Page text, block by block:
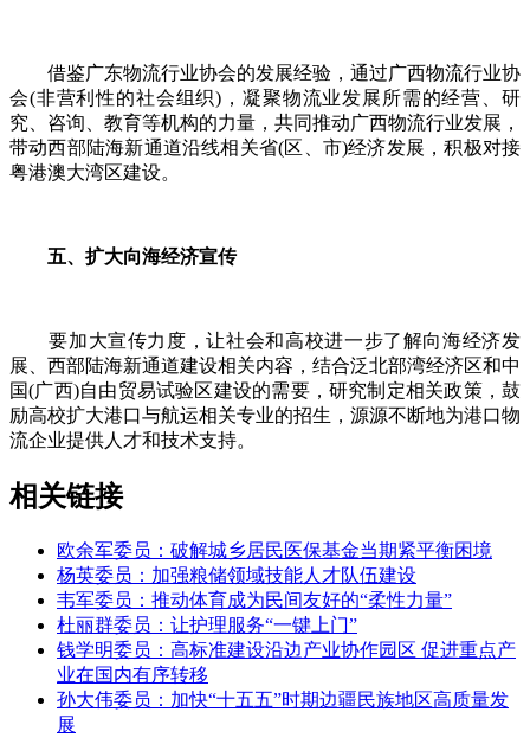
借鉴广东物流行业协会的发展经验，通过广西物流行业协
会(非营利性的社会组织)，凝聚物流业发展所需的经营、研
究、咨询、教育等机构的力量，共同推动广西物流行业发展，
带动西部陆海新通道沿线相关省(区、市)经济发展，积极对接
粤港澳大湾区建设。
五、扩大向海经济宣传
要加大宣传力度，让社会和高校进一步了解向海经济发
展、西部陆海新通道建设相关内容，结合泛北部湾经济区和中
国(广西)自由贸易试验区建设的需要，研究制定相关政策，鼓
励高校扩大港口与航运相关专业的招生，源源不断地为港口物
流企业提供人才和技术支持。
相关链接
欧余军委员：破解城乡居民医保基金当期紧平衡困境
杨英委员：加强粮储领域技能人才队伍建设
韦军委员：推动体育成为民间友好的“柔性力量”
杜丽群委员：让护理服务“一键上门”
钱学明委员：高标准建设沿边产业协作园区 促进重点产
业在国内有序转移
孙大伟委员：加快“十五五”时期边疆民族地区高质量发
展